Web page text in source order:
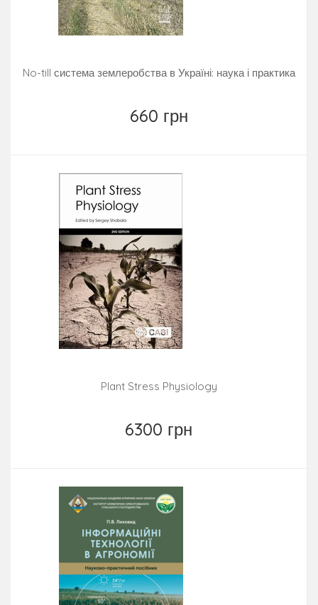
No-till система землеробства в Україні: наука і практика
660 грн
Plant Stress Physiology
6300 грн